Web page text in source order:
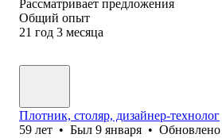
Рассматривает предложения
Общий опыт
21 год 3 месяца
Плотник, столяр, дизайнер-технолог
59 лет • Был 9 января • Обновлено